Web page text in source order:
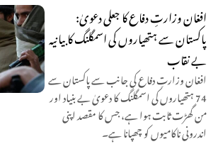
افغان وزارتِ دفاع کا جعلی دعویٰ:
پاکستان سے ہتھیاروں کی اسمگلنگ کا بیانیہ
بے نقاب
افغان وزارتِ دفاع کی جانب سے پاکستان سے
74 ہتھیاروں کی اسمگلنگ کا دعویٰ بے بنیاد اور
من گھڑت ثابت ہوا ہے، جس کا مقصد اپنی
اندرونی ناکامیوں کو چھپانا ہے۔